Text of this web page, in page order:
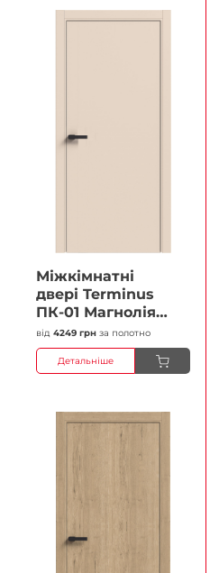
Міжкімнатні
двері Terminus
ПК-01 Магнолія
Глухі Плівка
від 4249 грн за полотно
Детальніше